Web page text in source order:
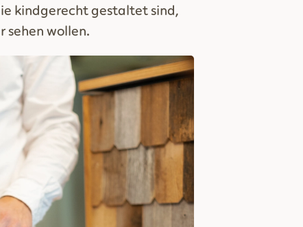
kindgerecht gestaltet sind,
sehen wollen.